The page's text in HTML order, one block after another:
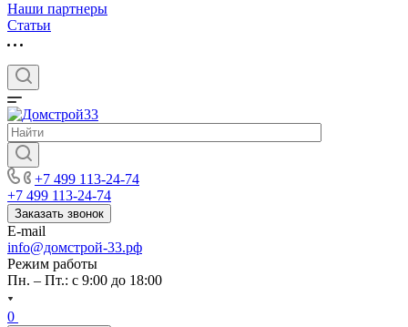
Наши партнеры
Статьи
+7 499 113-24-74
+7 499 113-24-74
Заказать звонок
E-mail
info@домстрой-33.рф
Режим работы
Пн. – Пт.: с 9:00 до 18:00
0